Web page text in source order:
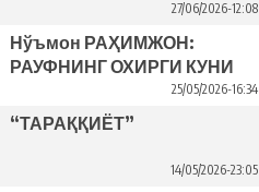
Bahriddin Bozorov bilan suhbat
27/06/2026-12:08
Нўъмон РАҲИМЖОН:
РАУФНИНГ ОХИРГИ КУНИ
25/05/2026-16:34
“ТАРАҚҚИЁТ”
14/05/2026-23:05